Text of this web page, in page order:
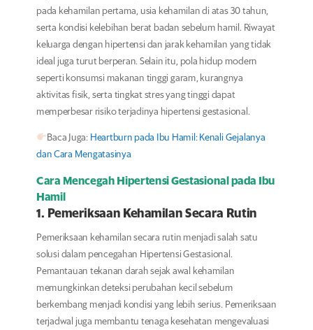
pada kehamilan pertama, usia kehamilan di atas 30 tahun,
serta kondisi kelebihan berat badan sebelum hamil. Riwayat
keluarga dengan hipertensi dan jarak kehamilan yang tidak
ideal juga turut berperan. Selain itu, pola hidup modern
seperti konsumsi makanan tinggi garam, kurangnya
aktivitas fisik, serta tingkat stres yang tinggi dapat
memperbesar risiko terjadinya hipertensi gestasional.
Baca Juga: Heartburn pada Ibu Hamil: Kenali Gejalanya
dan Cara Mengatasinya
Cara Mencegah Hipertensi Gestasional pada Ibu
Hamil
1. Pemeriksaan Kehamilan Secara Rutin
Pemeriksaan kehamilan secara rutin menjadi salah satu
solusi dalam pencegahan Hipertensi Gestasional.
Pemantauan tekanan darah sejak awal kehamilan
memungkinkan deteksi perubahan kecil sebelum
berkembang menjadi kondisi yang lebih serius. Pemeriksaan
terjadwal juga membantu tenaga kesehatan mengevaluasi